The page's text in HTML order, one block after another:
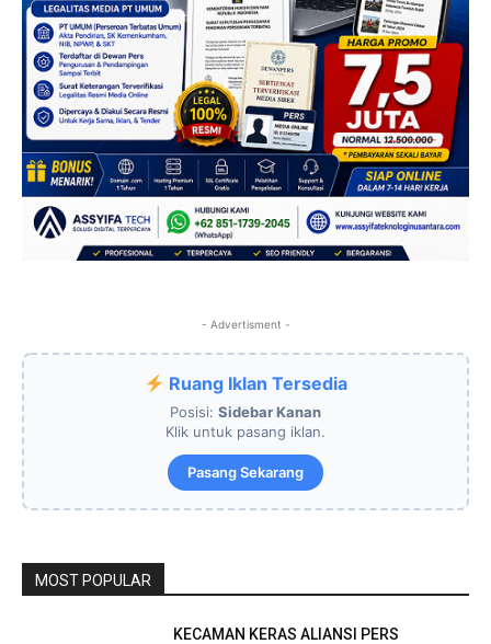
- Advertisment -
Ruang Iklan Tersedia
Posisi: Sidebar Kanan
Klik untuk pasang iklan.
Pasang Sekarang
MOST POPULAR
KECAMAN KERAS ALIANSI PERS